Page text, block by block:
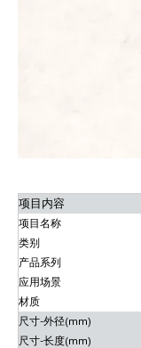
项目内容
项目名称
类别
产品系列
应用场景
材质
尺寸-外径(mm)
尺寸-长度(mm)